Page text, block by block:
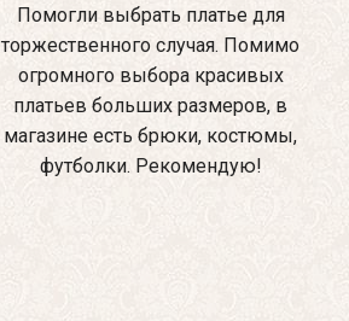
Помогли выбрать платье для
торжественного случая. Помимо
огромного выбора красивых
платьев больших размеров, в
магазине есть брюки, костюмы,
футболки. Рекомендую!